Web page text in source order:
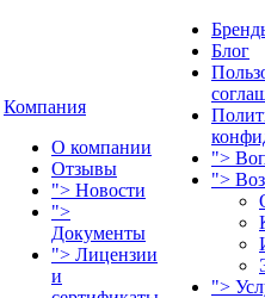
Компания
О компании
Отзывы
"> Новости
">
Документы
"> Лицензии
и
Блог
">
">
">